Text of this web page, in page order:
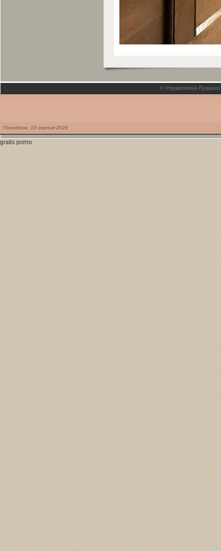
© Управління Луцької
Понеділок, 10 серпня 2026
gratis porno